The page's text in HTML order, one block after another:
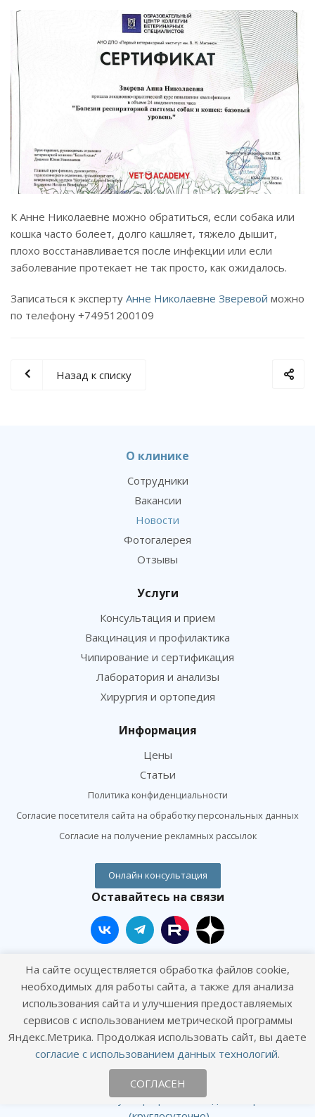
К Анне Николаевне можно обратиться, если собака или
кошка часто болеет, долго кашляет, тяжело дышит,
плохо восстанавливается после инфекции или если
заболевание протекает не так просто, как ожидалось.
Записаться к эксперту Анне Николаевне Зверевой можно
по телефону +74951200109
Назад к списку
О клинике
Сотрудники
Вакансии
Новости
Фотогалерея
Отзывы
Услуги
Консультация и прием
Вакцинация и профилактика
Чипирование и сертификация
Лаборатория и анализы
Хирургия и ортопедия
Информация
Цены
Статьи
Политика конфиденциальности
Согласие посетителя сайта на обработку персональных данных
Согласие на получение рекламных рассылок
Онлайн консультация
Оставайтесь на связи
Наши контакты
+7 (495) 120-01-09
info@goodhands.vet
г. Москва, ул. Профсоюзная, д. 58, кор. 4
На сайте осуществляется обработка файлов cookie,
необходимых для работы сайта, а также для анализа
использования сайта и улучшения предоставляемых
сервисов с использованием метрической программы
Яндекс.Метрика. Продолжая использовать сайт, вы даете
согласие с использованием данных технологий.
СОГЛАСЕН